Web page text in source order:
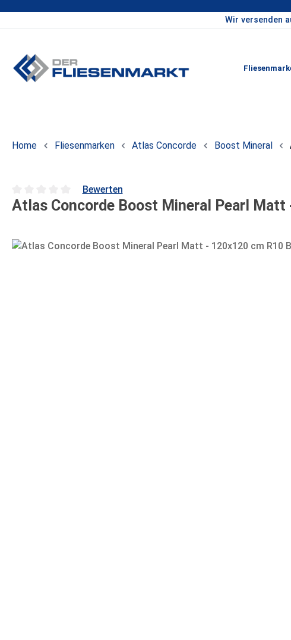
Wir versenden
Home Fliesenmarken Atlas Concorde Boost Mineral
Durchschnittliche Bewertung von 0 von 5 Sternen
Bewerten
Atlas Concorde Boost Mineral Pearl Matt
Bildergalerie überspringen